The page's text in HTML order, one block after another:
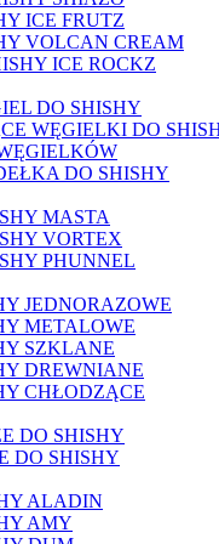
ICE FRUTZ
VOLCAN CREAM
ICE ROCKZ
DO SHISHY
WĘGIELKI DO
DO SHISHY
MASTA
VORTEX
PHUNNEL
JEDNORAZOWE
METALOWE
SZKLANE
DREWNIANE
CHŁODZĄCE
DO SHISHY
DO SHISHY
ALADIN
AMY